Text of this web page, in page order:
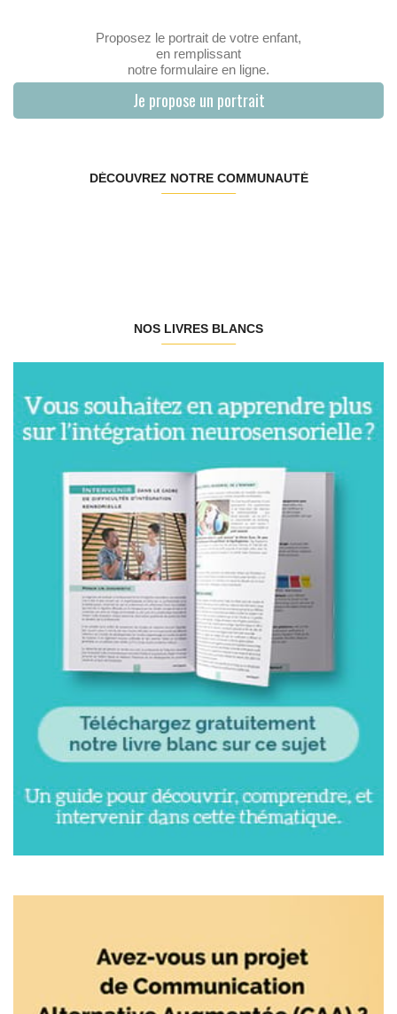
Proposez le portrait de votre enfant,
en remplissant
notre formulaire en ligne.
Je propose un portrait
DÉCOUVREZ NOTRE COMMUNAUTÉ
NOS LIVRES BLANCS